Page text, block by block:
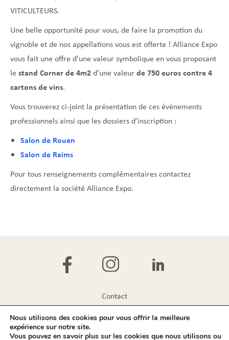
VITICULTEURS.
Une belle opportunité pour vous, de faire la promotion du
vignoble et de nos appellations vous est offerte ! Alliance Expo
vous fait une offre d’une valeur symbolique en vous proposant
lestand Corner de 4m2d’une valeurde 750 euros contre 4
cartons de vins.
Vous trouverez ci-joint la présentation de ces évènements
professionnels ainsi que les dossiers d’inscription :
Salon de Rouen
Salon de Reims
Pour tous renseignements complémentaires contactez
directement la société Alliance Expo.
Contact
Mentions légales
Nous utilisons des cookies pour vous offrir la meilleure
expérience sur notre site.
Vous pouvez en savoir plus sur les cookies que nous utilisons ou